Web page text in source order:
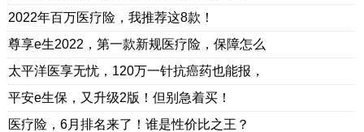
2022年百万医疗险，我推荐这8款！
尊享e生2022，第一款新规医疗险，保障怎么
太平洋医享无忧，120万一针抗癌药也能报，
平安e生保，又升级2版！但别急着买！
医疗险，6月排名来了！谁是性价比之王？